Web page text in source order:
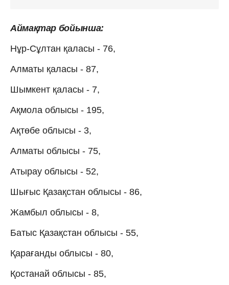
Аймақтар бойынша:
Нұр-Сұлтан қаласы - 76,
Алматы қаласы - 87,
Шымкент қаласы - 7,
Ақмола облысы - 195,
Ақтөбе облысы - 3,
Алматы облысы - 75,
Атырау облысы - 52,
Шығыс Қазақстан облысы - 86,
Жамбыл облысы - 8,
Батыс Қазақстан облысы - 55,
Қарағанды облысы - 80,
Қостанай облысы - 85,